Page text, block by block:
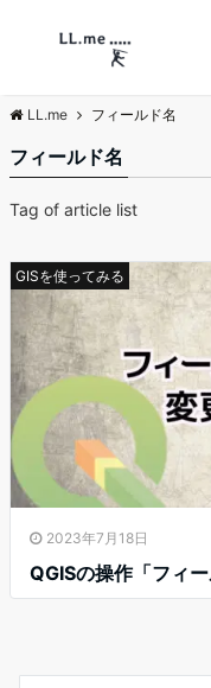
LL.me フィールド名
フィールド名
Tag of article list
GISを使ってみる
2023年7月18日
QGISの操作「フィ